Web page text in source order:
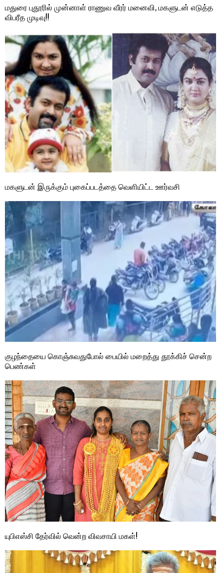
மதுரை புதூரில் முன்னாள் ராணுவ வீரர் மனைவி, மகளுடன் எடுத்த
விபரீத முடிவு!!
மகளுடன் இருக்கும் புகைப்படத்தை வெளியிட்ட ஊர்வசி
குழந்தையை கொஞ்சுவதுபோல் பையில் மறைத்து தூக்கிச் சென்ற
பெண்கள்
யுபிஎஸ்சி தேர்வில் வென்ற விவசாயி மகள்!